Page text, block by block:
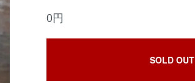
0円
SOLD OUT